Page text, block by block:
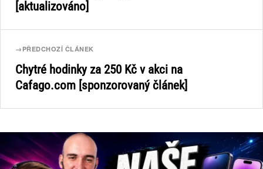
[aktualizováno]
→ PŘEDCHOZÍ ČLÁNEK
Chytré hodinky za 250 Kč v akci na
Cafago.com [sponzorovaný článek]